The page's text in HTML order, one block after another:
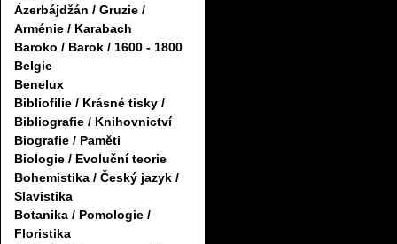
Ázerbájdžán / Gruzie /
Arménie / Karabach
Baroko / Barok / 1600 - 1800
Belgie
Benelux
Bibliofilie / Krásné tisky /
Bibliografie / Knihovnictví
Biografie / Paměti
Biologie / Evoluční teorie
Bohemistika / Český jazyk /
Slavistika
Botanika / Pomologie /
Floristika